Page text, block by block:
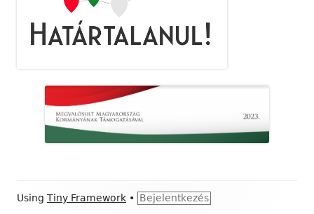
Footer
Using Tiny Framework • Bejelentkezés